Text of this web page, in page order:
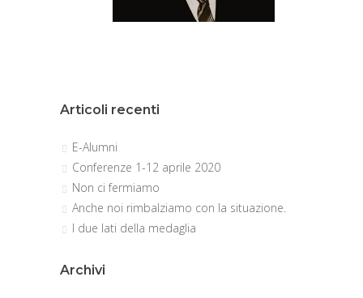
Articoli recenti
E-Alumni
Conferenze 1-12 aprile 2020
Non ci fermiamo
Anche noi rimbalziamo con la situazione.
I due lati della medaglia
Archivi